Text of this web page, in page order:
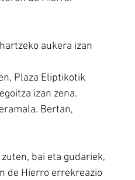
aukera izan
Plaza Eliptikotik
izan zena.
Bertan,
bai eta gudariek,
de Hierro errekreazio